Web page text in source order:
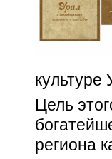
Цель
региона